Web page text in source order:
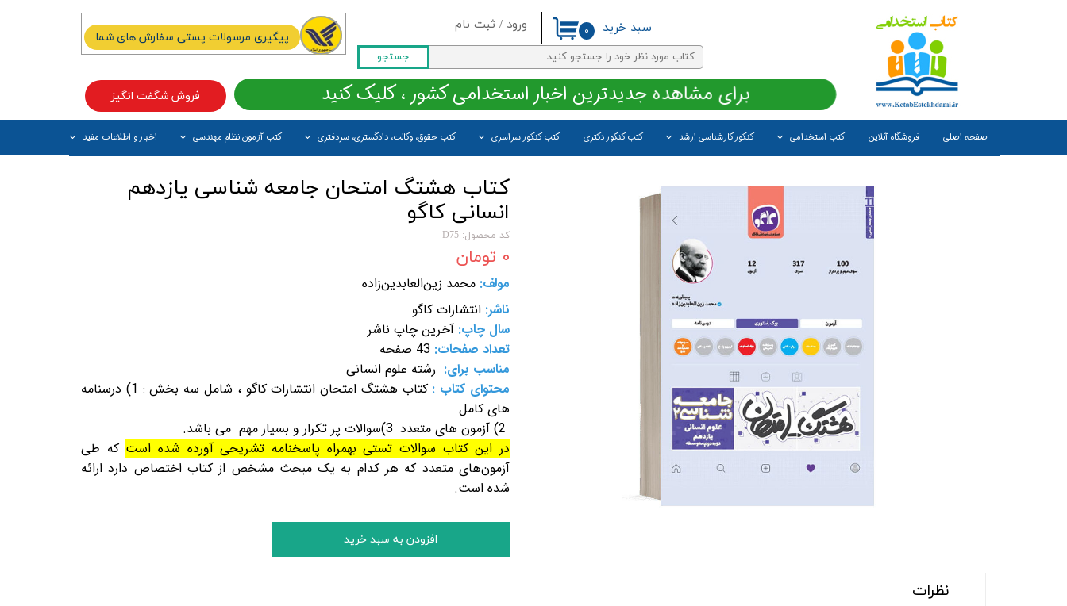
ورود / ثبت نام
حساب کاربری من
تغییر گذر واژه
سفارشات
خروج از حساب کاربری
جستجو
صفحه اصلی فروشگاه آنلاین کتب استخدامی کنکور کارشناسی ارشد کتب کنکور دکتری کتب کنکور سراسری کتب حقوق، وکالت، دادگستری، سردفتری کتب آزمون نظام مهندسی اخبار و اطلاعات مفید
۰ سبد خرید
فروش شگفت انگیز برای مشاهده جدیدترین اخبار استخدامی کشور ، کلیک کنید
پیگیری مرسولات پستی سفارش های شما
کتاب هشتگ امتحان جامعه شناسی یازدهم
انسانی کاگو
کد محصول: D75
۰ تومان
مولف: محمد زین‌العابدین‌زاده
ناشر: انتشارات کاگو
سال چاپ: آخرین چاپ ناشر
تعداد صفحات: 43 صفحه
مناسب برای: رشته علوم انسانی
محتوای کتاب : کتاب هشتگ امتحان
انتشارات کاگو ، شامل سه بخش : 1) درسنامه
های کامل
3)سوالات پر تکرار و بسیار مهم می باشد.
در این کتاب سوالات تستی بهمراه پاسخنامه تشریحی آورده شده است که طی
آزمون‌های متعدد که هر کدام به یک مبحث مشخص از کتاب اختصاص دارد ارائه
شده است.
افزودن به سبد خرید
نظرات